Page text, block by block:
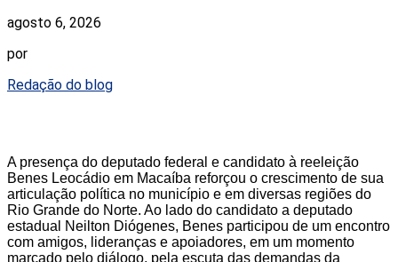
agosto 6, 2026
por
Redação do blog
A presença do deputado federal e candidato à reeleição
Benes Leocádio em Macaíba reforçou o crescimento de sua
articulação política no município e em diversas regiões do
Rio Grande do Norte. Ao lado do candidato a deputado
estadual Neilton Diógenes, Benes participou de um encontro
com amigos, lideranças e apoiadores, em um momento
marcado pelo diálogo, pela escuta das demandas da